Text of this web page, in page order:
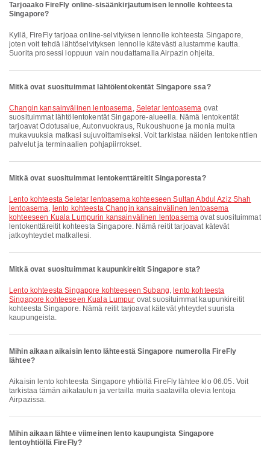
Tarjoaako FireFly online-sisäänkirjautumisen lennolle kohteesta
Singapore?
Kyllä, FireFly tarjoaa online-selvityksen lennolle kohteesta Singapore,
joten voit tehdä lähtöselvityksen lennolle kätevästi alustamme kautta.
Suorita prosessi loppuun vain noudattamalla Airpazin ohjeita.
Mitkä ovat suosituimmat lähtölentokentät Singapore ssa?
Changin kansainvälinen lentoasema, Seletar lentoasema ovat
suosituimmat lähtölentokentät Singapore-alueella. Nämä lentokentät
tarjoavat Odotusalue, Autonvuokraus, Rukoushuone ja monia muita
mukavuuksia matkasi sujuvoittamiseksi. Voit tarkistaa näiden lentokenttien
palvelut ja terminaalien pohjapiirrokset.
Mitkä ovat suosituimmat lentokenttäreitit Singaporesta?
lento kohteesta Seletar lentoasema kohteeseen Sultan Abdul Aziz Shah
lentoasema, lento kohteesta Changin kansainvälinen lentoasema
kohteeseen Kuala Lumpurin kansainvälinen lentoasema ovat suosituimmat
lentokenttäreitit kohteesta Singapore. Nämä reitit tarjoavat kätevät
jatkoyhteydet matkallesi.
Mitkä ovat suosituimmat kaupunkireitit Singapore sta?
lento kohteesta Singapore kohteeseen Subang, lento kohteesta
Singapore kohteeseen Kuala Lumpur ovat suosituimmat kaupunkireitit
kohteesta Singapore. Nämä reitit tarjoavat kätevät yhteydet suurista
kaupungeista.
Mihin aikaan aikaisin lento lähteestä Singapore numerolla FireFly
lähtee?
Aikaisin lento kohteesta Singapore yhtiöllä FireFly lähtee klo 06.05. Voit
tarkistaa tämän aikataulun ja vertailla muita saatavilla olevia lentoja
Airpazissa.
Mihin aikaan lähtee viimeinen lento kaupungista Singapore
lentoyhtiöllä FireFly?